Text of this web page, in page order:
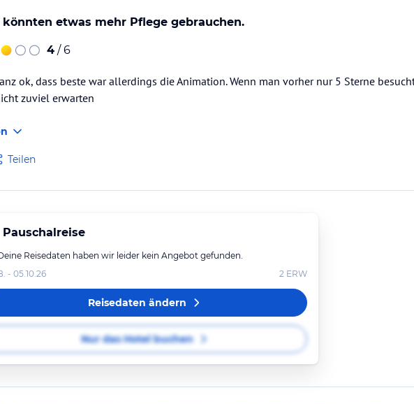
etwas mehr Pflege gebrauchen.
4 / 6
ok, dass beste war allerdings die Animation. Wenn man vorher nur 5 Sterne
zuviel erwarten
Teilen
Pauschalreise
Reisedaten haben wir leider kein Angebot gefunden.
- 05.10.26
2 ERW
Reisedaten ändern
Nur das Hotel buchen